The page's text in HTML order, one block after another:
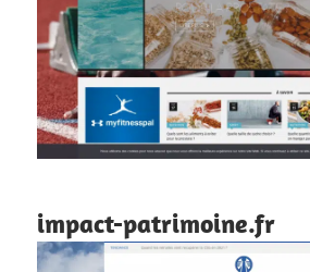
impact-patrimoine.fr